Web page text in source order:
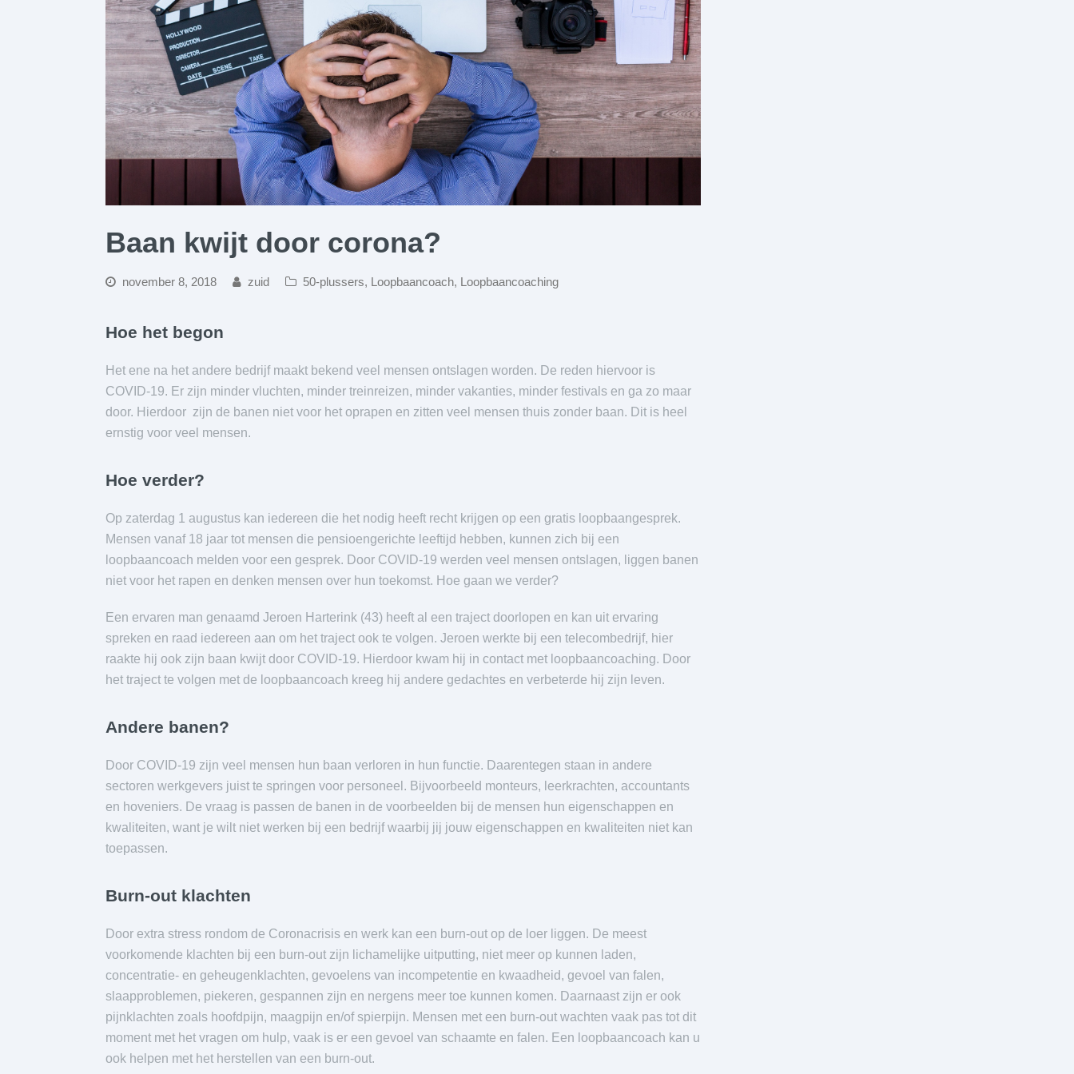
Baan kwijt door corona?
november 8, 2018 zuid 50-plussers, Loopbaancoach, Loopbaancoaching
Hoe het begon
Het ene na het andere bedrijf maakt bekend veel mensen ontslagen worden. De reden hiervoor is
COVID-19. Er zijn minder vluchten, minder treinreizen, minder vakanties, minder festivals en ga zo maar
door. Hierdoor zijn de banen niet voor het oprapen en zitten veel mensen thuis zonder baan. Dit is heel
ernstig voor veel mensen.
Hoe verder?
Op zaterdag 1 augustus kan iedereen die het nodig heeft recht krijgen op een gratis loopbaangesprek.
Mensen vanaf 18 jaar tot mensen die pensioengerichte leeftijd hebben, kunnen zich bij een
loopbaancoach melden voor een gesprek. Door COVID-19 werden veel mensen ontslagen, liggen banen
niet voor het rapen en denken mensen over hun toekomst. Hoe gaan we verder?
Een ervaren man genaamd Jeroen Harterink (43) heeft al een traject doorlopen en kan uit ervaring
spreken en raad iedereen aan om het traject ook te volgen. Jeroen werkte bij een telecombedrijf, hier
raakte hij ook zijn baan kwijt door COVID-19. Hierdoor kwam hij in contact met loopbaancoaching. Door
het traject te volgen met de loopbaancoach kreeg hij andere gedachtes en verbeterde hij zijn leven.
Andere banen?
Door COVID-19 zijn veel mensen hun baan verloren in hun functie. Daarentegen staan in andere
sectoren werkgevers juist te springen voor personeel. Bijvoorbeeld monteurs, leerkrachten, accountants
en hoveniers. De vraag is passen de banen in de voorbeelden bij de mensen hun eigenschappen en
kwaliteiten, want je wilt niet werken bij een bedrijf waarbij jij jouw eigenschappen en kwaliteiten niet kan
toepassen.
Burn-out klachten
Door extra stress rondom de Coronacrisis en werk kan een burn-out op de loer liggen. De meest
voorkomende klachten bij een burn-out zijn lichamelijke uitputting, niet meer op kunnen laden,
concentratie- en geheugenklachten, gevoelens van incompetentie en kwaadheid, gevoel van falen,
slaapproblemen, piekeren, gespannen zijn en nergens meer toe kunnen komen. Daarnaast zijn er ook
pijnklachten zoals hoofdpijn, maagpijn en/of spierpijn. Mensen met een burn-out wachten vaak pas tot dit
moment met het vragen om hulp, vaak is er een gevoel van schaamte en falen. Een loopbaancoach kan u
ook helpen met het herstellen van een burn-out.